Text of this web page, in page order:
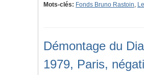
Mots-clés: Fonds Bruno Rastoin,
Démontage du
1979, Paris,